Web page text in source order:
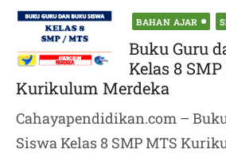
Posted
on
BAHAN AJAR
Buku Guru
Kelas 8
Kurikulum Merdeka
Cahayapendidikan.com –
Siswa Kelas 8 SMP MTS